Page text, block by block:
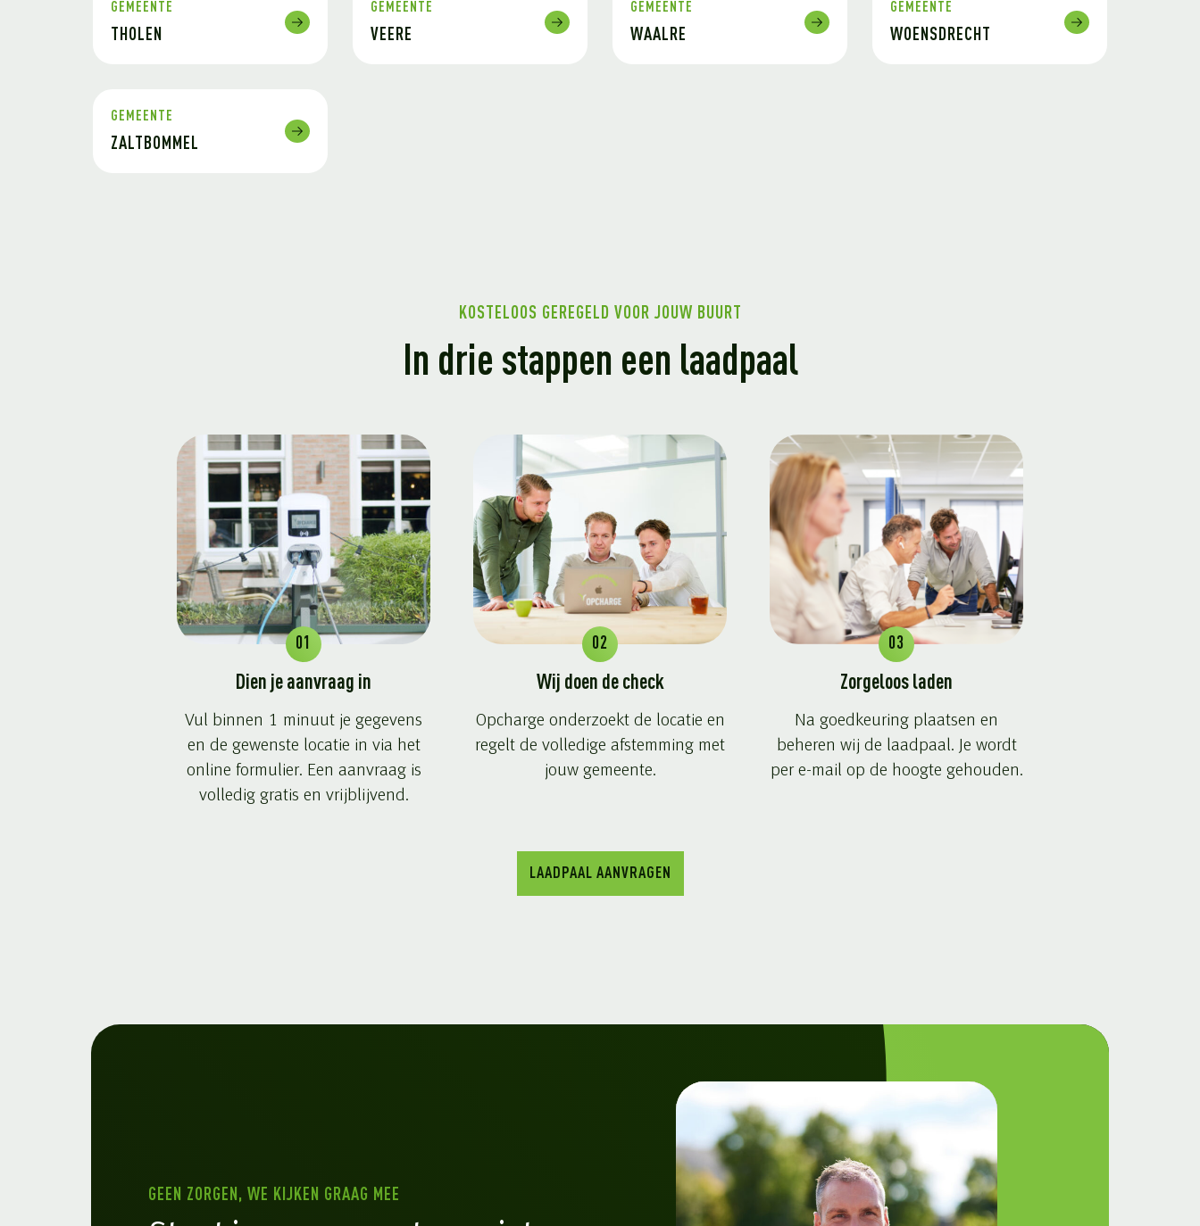
GEMEENTE
THOLEN
GEMEENTE
VEERE
GEMEENTE
WAALRE
GEMEENTE
WOENSDRECHT
GEMEENTE
ZALTBOMMEL
KOSTELOOS GEREGELD VOOR JOUW BUURT
In drie stappen een laadpaal
01
Dien je aanvraag in
Vul binnen 1 minuut je gegevens
en de gewenste locatie in via het
online formulier. Een aanvraag is
volledig gratis en vrijblijvend.
02
Wij doen de check
Opcharge onderzoekt de locatie en
regelt de volledige afstemming met
jouw gemeente.
03
Zorgeloos laden
Na goedkeuring plaatsen en
beheren wij de laadpaal. Je wordt
per e-mail op de hoogte gehouden.
LAADPAAL AANVRAGEN
GEEN ZORGEN, WE KIJKEN GRAAG MEE